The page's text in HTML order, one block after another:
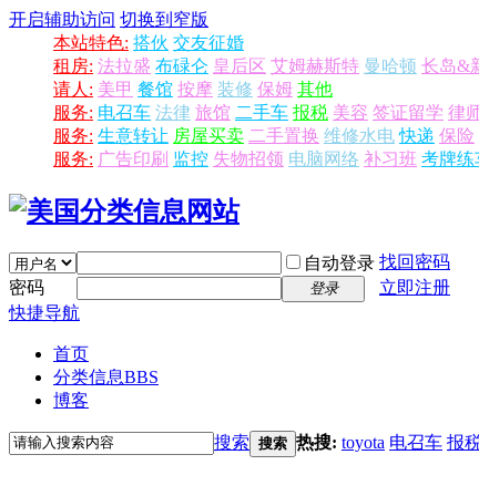
开启辅助访问 切换到窄版
本站特色: 搭伙 交友征婚
租房: 法拉盛 布碌仑 皇后区 艾姆赫斯特 曼哈顿 长岛&
请人: 美甲 餐馆 按摩 装修 保姆 其他
服务: 电召车 法律 旅馆 二手车 报税 美容 签证留学 律
服务: 生意转让 房屋买卖 二手置换 维修水电 快递 保险
服务: 广告印刷 监控 失物招领 电脑网络 补习班 考牌练
自动登录 找回密码
密码
登录
立即注册
快捷导航
首页
分类信息BBS
博客
搜索 搜索 热搜: toyota 电召车 报